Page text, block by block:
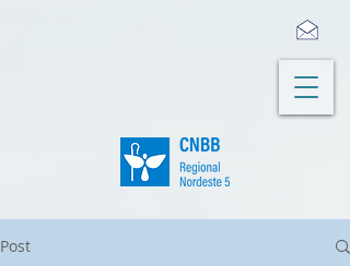
Post